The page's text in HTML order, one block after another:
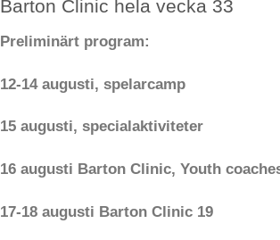
Barton Clinic hela vecka 33
Preliminärt program:
12-14 augusti, spelarcamp
15 augusti, specialaktiviteter
16 augusti Barton Clinic, Youth
17-18 augusti Barton Clinic 19